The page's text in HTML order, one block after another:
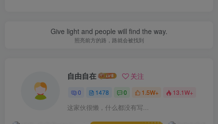
Give light and people will find the way.
照亮前方的路，路就会被找到
自由自在 关注
0 1478 0 1.5W+ 13.1W+
这家伙很懒，什么都没有写...